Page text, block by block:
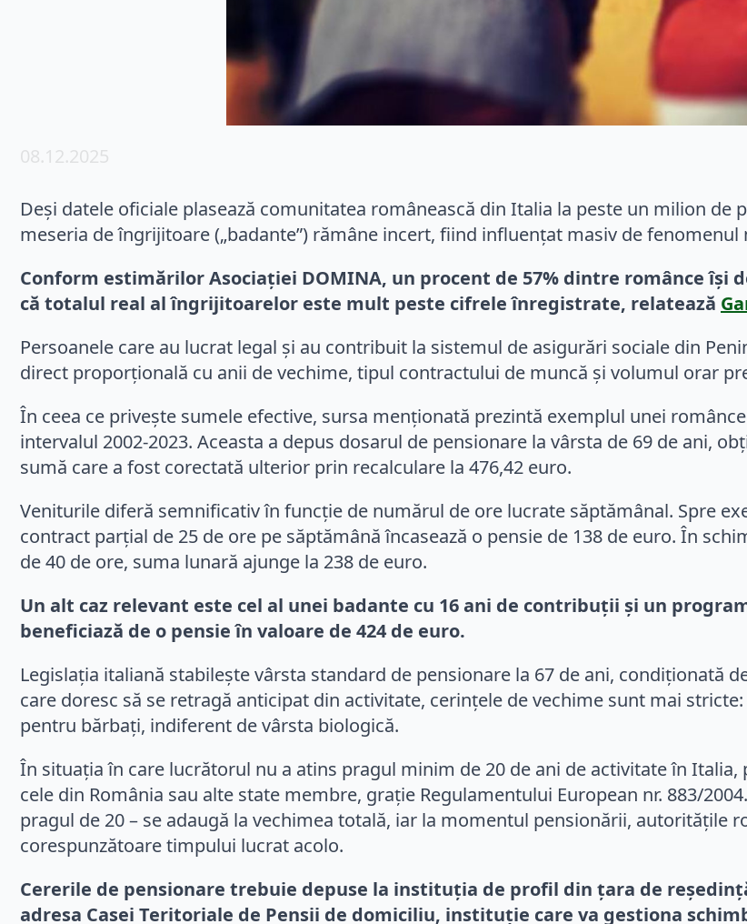
08.12.2025
Deși datele oficiale plasează comunitatea românească din Italia la peste un milion
meseria de îngrijitoare („badante”) rămâne incert, fiind influențat masiv de fenomenul
Conform estimărilor Asociației DOMINA, un procent de 57% dintre românce își
că totalul real al îngrijitoarelor este mult peste cifrele înregistrate, relatează
Persoanele care au lucrat legal și au contribuit la sistemul de asigurări sociale din
direct proporțională cu anii de vechime, tipul contractului de muncă și volumul orar
În ceea ce privește sumele efective, sursa menționată prezintă exemplul unei
intervalul 2002-2023. Aceasta a depus dosarul de pensionare la vârsta de 69 de ani,
sumă care a fost corectată ulterior prin recalculare la 476,42 euro.
Veniturile diferă semnificativ în funcție de numărul de ore lucrate săptămânal. Spre
contract parțial de 25 de ore pe săptămână încasează o pensie de 138 de euro. În
de 40 de ore, suma lunară ajunge la 238 de euro.
Un alt caz relevant este cel al unei badante cu 16 ani de contribuții și un
beneficiază de o pensie în valoare de 424 de euro.
Legislația italiană stabilește vârsta standard de pensionare la 67 de ani, condiționată
care doresc să se retragă anticipat din activitate, cerințele de vechime sunt mai
pentru bărbați, indiferent de vârsta biologică.
În situația în care lucrătorul nu a atins pragul minim de 20 de ani de activitate în
cele din România sau alte state membre, grație Regulamentului European nr. 883/
pragul de 20 – se adaugă la vechimea totală, iar la momentul pensionării, autoritățile
corespunzătoare timpului lucrat acolo.
Cererile de pensionare trebuie depuse la instituția de profil din țara de
adresa Casei Teritoriale de Pensii de domiciliu, instituție care va gestiona